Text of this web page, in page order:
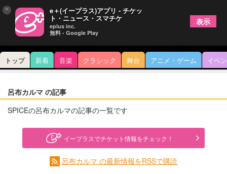
トップ 新着 音楽 クラシック 舞台 アニメ・ゲーム イベ
呂布カルマ の記事
SPICEの呂布カルマの記事の一覧です
イープラスでチケット情報をチェック！
呂布カルマ の最新情報をRSSで購読
× e＋(イープラス)アプリ - チケッ
ト・ニュース・スマチケ
eplus inc.
無料 - Google Play
表示